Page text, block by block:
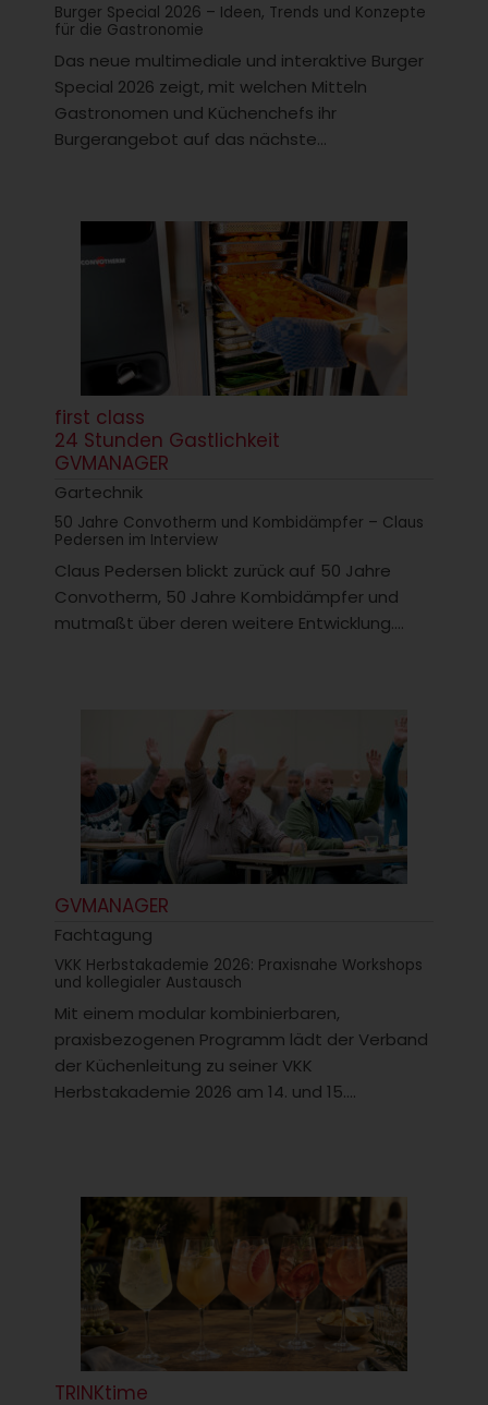
Burger Special 2026 – Ideen, Trends und Konzepte
für die Gastronomie
Das neue multimediale und interaktive Burger
Special 2026 zeigt, mit welchen Mitteln
Gastronomen und Küchenchefs ihr
Burgerangebot auf das nächste...
first class
24 Stunden Gastlichkeit
GVMANAGER
Gartechnik
50 Jahre Convotherm und Kombidämpfer – Claus
Pedersen im Interview
Claus Pedersen blickt zurück auf 50 Jahre
Convotherm, 50 Jahre Kombidämpfer und
mutmaßt über deren weitere Entwicklung....
GVMANAGER
Fachtagung
VKK Herbstakademie 2026: Praxisnahe Workshops
und kollegialer Austausch
Mit einem modular kombinierbaren,
praxisbezogenen Programm lädt der Verband
der Küchenleitung zu seiner VKK
Herbstakademie 2026 am 14. und 15....
TRINKtime